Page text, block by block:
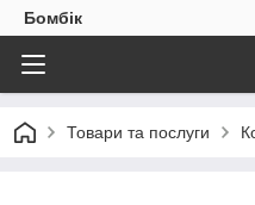
Бомбік
Товари та послуги